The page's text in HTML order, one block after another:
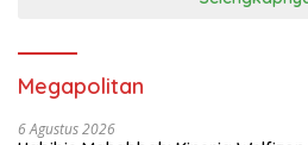
Megapolitan
6 Agustus 2026